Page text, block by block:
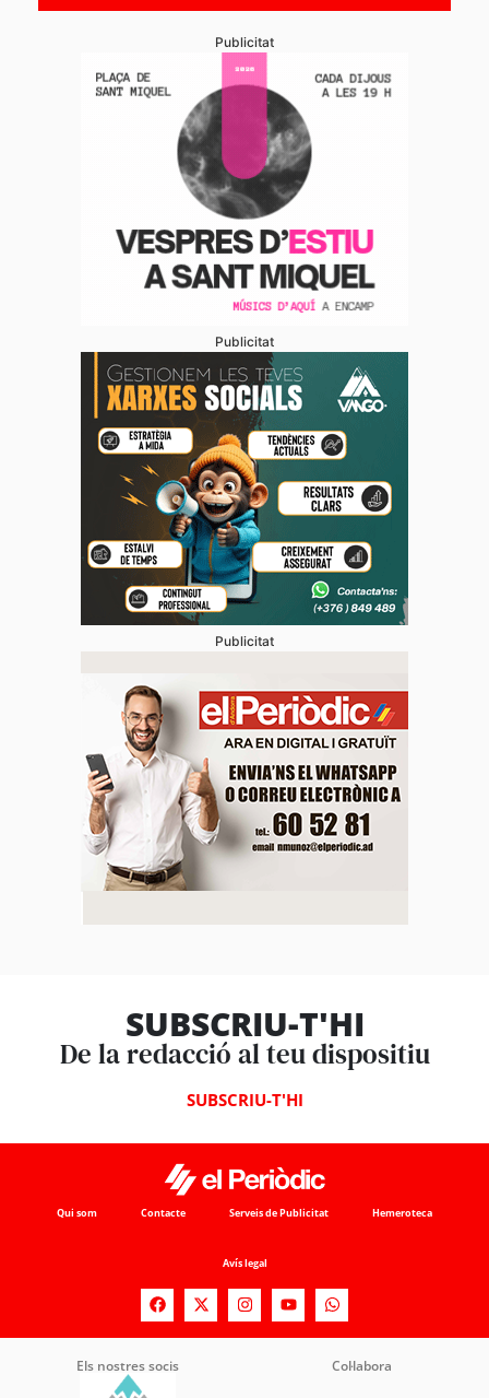
Publicitat
Publicitat
Publicitat
SUBSCRIU-T'HI
De la redacció al teu dispositiu
SUBSCRIU-T'HI
Qui som Contacte Serveis de Publicitat Hemeroteca
Avís legal
Els nostres socis Col·labora